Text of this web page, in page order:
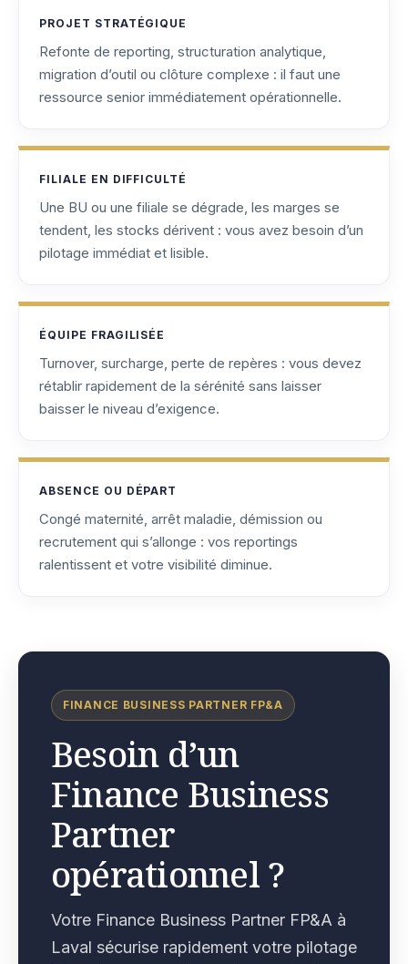
PROJET STRATÉGIQUE
Refonte de reporting, structuration analytique,
migration d’outil ou clôture complexe : il faut une
ressource senior immédiatement opérationnelle.
FILIALE EN DIFFICULTÉ
Une BU ou une filiale se dégrade, les marges se
tendent, les stocks dérivent : vous avez besoin d’un
pilotage immédiat et lisible.
ÉQUIPE FRAGILISÉE
Turnover, surcharge, perte de repères : vous devez
rétablir rapidement de la sérénité sans laisser
baisser le niveau d’exigence.
ABSENCE OU DÉPART
Congé maternité, arrêt maladie, démission ou
recrutement qui s’allonge : vos reportings
ralentissent et votre visibilité diminue.
FINANCE BUSINESS PARTNER FP&A
Besoin d’un
Finance Business
Partner
opérationnel ?
Votre Finance Business Partner FP&A à
Laval sécurise rapidement votre pilotage